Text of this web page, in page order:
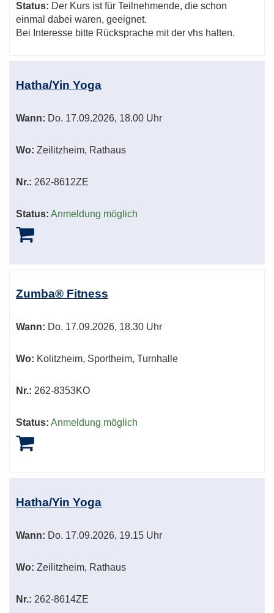
Status: Der Kurs ist für Teilnehmende, die schon
einmal dabei waren, geeignet.
Bei Interesse bitte Rücksprache mit der vhs halten.
Hatha/Yin Yoga
Wann: Do. 17.09.2026, 18.00 Uhr
Wo: Zeilitzheim, Rathaus
Nr.: 262-8612ZE
Status: Anmeldung möglich
Zumba® Fitness
Wann: Do. 17.09.2026, 18.30 Uhr
Wo: Kolitzheim, Sportheim, Turnhalle
Nr.: 262-8353KO
Status: Anmeldung möglich
Hatha/Yin Yoga
Wann: Do. 17.09.2026, 19.15 Uhr
Wo: Zeilitzheim, Rathaus
Nr.: 262-8614ZE